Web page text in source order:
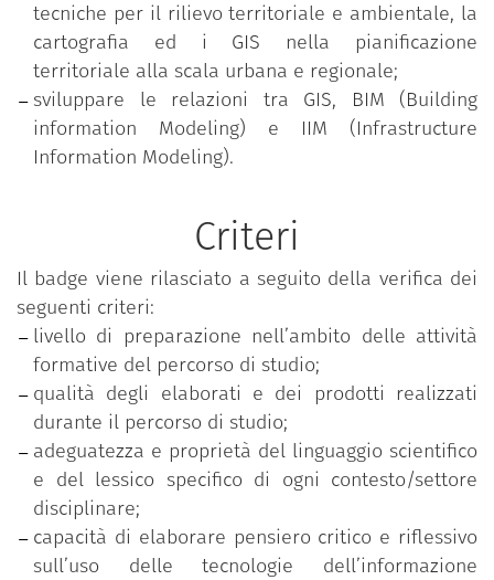
tecniche per il rilievo territoriale e ambientale, la
cartografia ed i GIS nella pianificazione
territoriale alla scala urbana e regionale;
sviluppare le relazioni tra GIS, BIM (Building
information Modeling) e IIM (Infrastructure
Information Modeling).
Criteri
Il badge viene rilasciato a seguito della verifica dei
seguenti criteri:
livello di preparazione nell’ambito delle attività
formative del percorso di studio;
qualità degli elaborati e dei prodotti realizzati
durante il percorso di studio;
adeguatezza e proprietà del linguaggio scientifico
e del lessico specifico di ogni contesto/settore
disciplinare;
capacità di elaborare pensiero critico e riflessivo
sull’uso delle tecnologie dell’informazione